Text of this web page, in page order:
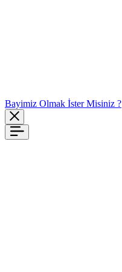
Bayimiz Olmak İster Misiniz ?